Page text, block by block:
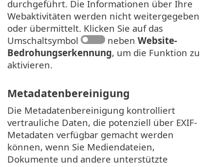
durchgeführt. Die Informationen über Ihre
Webaktivitäten werden nicht weitergegeben
oder übermittelt. Klicken Sie auf das
Umschaltsymbol
neben Website-
Bedrohungserkennung, um die Funktion zu
aktivieren.
Metadatenbereinigung
Die Metadatenbereinigung kontrolliert
vertrauliche Daten, die potenziell über EXIF-
Metadaten verfügbar gemacht werden
können, wenn Sie Mediendateien,
Dokumente und andere unterstützte